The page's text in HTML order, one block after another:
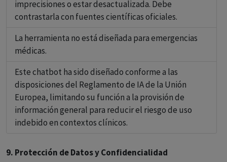
imprecisiones o estar desactualizada. Debe
contrastarla con fuentes científicas oficiales.
La herramienta no está diseñada para emergencias
médicas.
Este chatbot ha sido diseñado conforme a las
disposiciones del Reglamento de IA de la Unión
Europea, limitando su función a la provisión de
información general para reducir el riesgo de uso
indebido en contextos clínicos.
9. Protección de Datos y Confidencialidad